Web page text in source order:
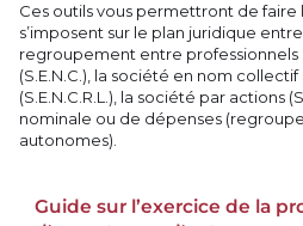
Ces outils vous permettront de faire
s’imposent sur le plan juridique
regroupement entre
(S.E.N.C.), la société en nom
(S.E.N.C.R.L.), la société par actions
nominale ou de dépenses
autonomes).
Guide sur l’exercice de la